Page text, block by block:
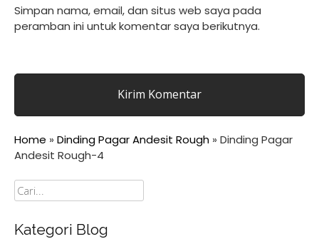
Simpan nama, email, dan situs web saya pada
peramban ini untuk komentar saya berikutnya.
Home » Dinding Pagar Andesit Rough » Dinding Pagar
Andesit Rough-4
Cari
Kategori Blog